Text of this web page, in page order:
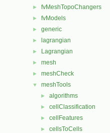
► fvMeshTopoChangers
► fvModels
► generic
► lagrangian
► Lagrangian
► mesh
► meshCheck
▼ meshTools
► algorithms
► cellClassification
► cellFeatures
► cellsToCells